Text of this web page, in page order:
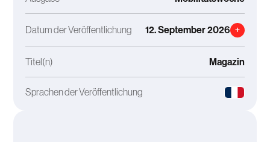
Datum der Veröffentlichung 12. September 2026 +
Titel(n) Magazin
Sprachen der Veröffentlichung